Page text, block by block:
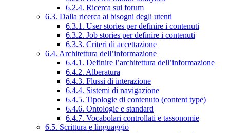
6.2.4. Ricerca sui forum
6.3. Dalla ricerca ai bisogni degli utenti
6.3.1. User stories per definire i contenuti
6.3.2. Job stories per definire i contenuti
6.3.3. Criteri di accettazione
6.4. Architettura dell’informazione
6.4.1. Definire l’architettura dell’informazione
6.4.2. Alberatura
6.4.3. Flussi di interazione
6.4.4. Sistemi di navigazione
6.4.5. Tipologie di contenuto (content type)
6.4.6. Ontologie e standard
6.4.7. Vocabolari controllati e tassonomie
6.5. Scrittura e linguaggio